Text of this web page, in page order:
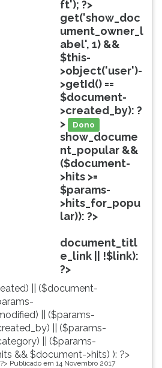
ft'); ?>
get('show_doc
ument_owner_l
abel', 1) &&
$this-
>object('user')-
>getId() ==
$document-
>created_by): ?
>
Dono
show_docume
nt_popular &&
($document-
>hits >=
$params-
>hits_for_popu
lar)): ?>
document_titl
e_link || !$link):
?>
|| ($document-
|| ($params-
|| ($params-
|| ($params-
&& $document->hits) ): ?>
Publicado em 14 Novembro 2017